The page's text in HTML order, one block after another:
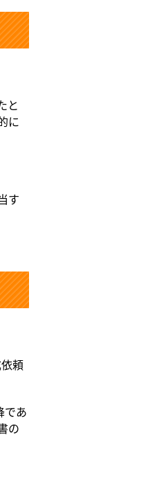
と
に
す
頼
であ
の